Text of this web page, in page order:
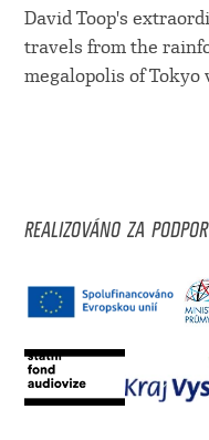
David Toop's
travels from the
megalopolis of
REALIZOVÁNO ZA